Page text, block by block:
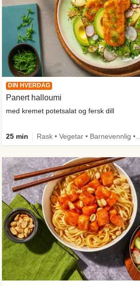
DIN HVERDAG
Panert halloumi
med kremet potetsalat og fersk dill
25 min